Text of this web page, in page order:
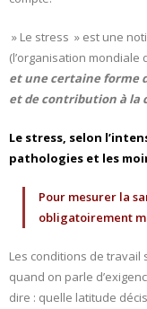
» Le stress » est une
(l’organisation mondiale
et une certaine forme
et de contribution à la
Le stress, selon
pathologies et les
Pour mesurer la
obligatoirement
Les conditions de travail
quand on parle
dire : quelle latitude